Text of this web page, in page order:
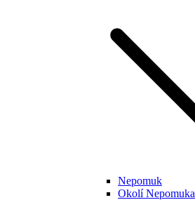
Nepomuk
Okolí Nepomuka